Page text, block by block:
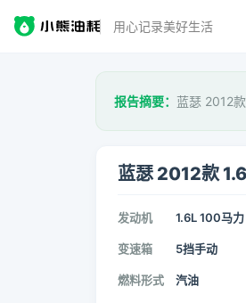
用心记录美好生活
报告摘要： 蓝瑟 2012
蓝瑟 2012款
发动机 1.6L 100马
变速箱 5挡手动
燃料形式 汽油